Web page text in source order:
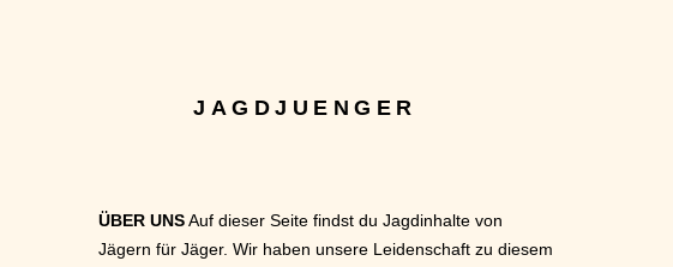
JAGDJUENGER
ÜBER UNSAuf dieser Seite findst du Jagdinhalte von
Jägern für Jäger. Wir haben unsere Leidenschaft zu diesem